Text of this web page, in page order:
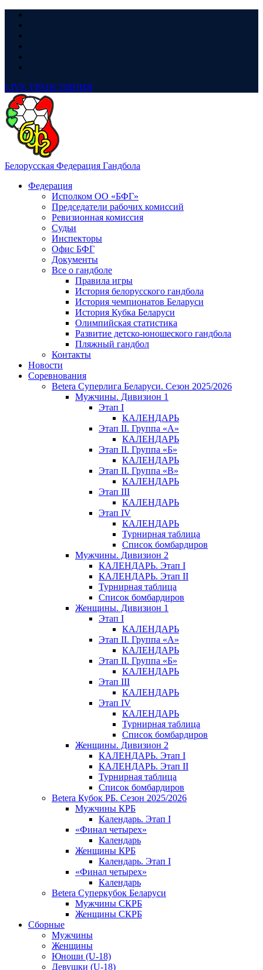
LIVE ТРАНСЛЯЦИЯ
Белорусская Федерация Гандбола
Федерация
Исполком ОО «БФГ»
Председатели рабочих комиссий
Ревизионная комиссия
Судьи
Инспекторы
Офис БФГ
Документы
Все о гандболе
Правила игры
История белорусского гандбола
История чемпионатов Беларуси
История Кубка Беларуси
Олимпийская статистика
Развитие детско-юношеского гандбола
Пляжный гандбол
Контакты
Новости
Соревнования
Betera Суперлига Беларуси. Сезон 2025/2026
Мужчины. Дивизион 1
Этап I
КАЛЕНДАРЬ
Этап II. Группа «А»
КАЛЕНДАРЬ
Этап II. Группа «Б»
КАЛЕНДАРЬ
Этап II. Группа «В»
КАЛЕНДАРЬ
Этап III
КАЛЕНДАРЬ
Этап IV
КАЛЕНДАРЬ
Турнирная таблица
Список бомбардиров
Мужчины. Дивизион 2
КАЛЕНДАРЬ. Этап I
КАЛЕНДАРЬ. Этап II
Турнирная таблица
Список бомбардиров
Женщины. Дивизион 1
Этап I
КАЛЕНДАРЬ
Этап II. Группа «А»
КАЛЕНДАРЬ
Этап II. Группа «Б»
КАЛЕНДАРЬ
Этап III
КАЛЕНДАРЬ
Этап IV
КАЛЕНДАРЬ
Турнирная таблица
Список бомбардиров
Женщины. Дивизион 2
КАЛЕНДАРЬ. Этап I
КАЛЕНДАРЬ. Этап II
Турнирная таблица
Список бомбардиров
Betera Кубок РБ. Сезон 2025/2026
Мужчины КРБ
Календарь. Этап I
«Финал четырех»
Календарь
Женщины КРБ
Календарь. Этап I
«Финал четырех»
Календарь
Betera Суперкубок Беларуси
Мужчины СКРБ
Женщины СКРБ
Сборные
Мужчины
Женщины
Юноши (U-18)
Девушки (U-18)